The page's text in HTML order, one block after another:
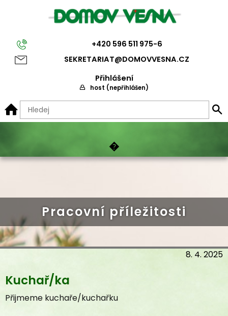
+420 596 511 975-6
SEKRETARIAT@DOMOVVESNA.CZ
Přihlášení
host (nepřihlášen)
�
Informace pro rodinné příslušníky
Domov Vesna
Sazebník úhrad
Seznámení se službou
Domov se zvláštním režimem
Veřejný závazek
Povinně zveřejňované informace
Zveřejnění informací dle zákona 106/1999 Sb.
Pracovní příležitosti
8. 4. 2025
Kuchař/ka
Přijmeme kuchaře/kuchařku